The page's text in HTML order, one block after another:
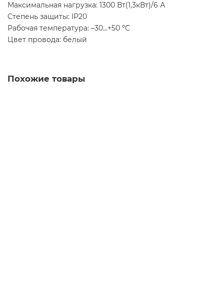
Максимальная нагрузка: 1300 Вт(1,3кВт)/6 А
Степень защиты: IP20
Рабочая температура: –30...+50 ºС
Цвет провода: белый
Похожие товары